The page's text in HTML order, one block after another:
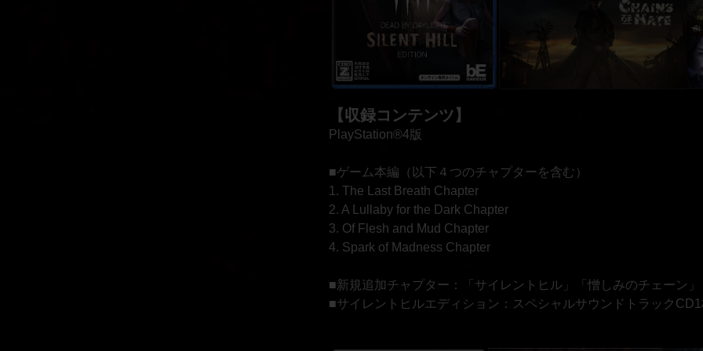
【収録コンテンツ】
PlayStation®4版
■ゲーム本編（以下４つのチャプターを含む）
1. The Last Breath Chapter
2. A Lullaby for the Dark Chapter
3. Of Flesh and Mud Chapter
4. Spark of Madness Chapter
■新規追加チャプター：「サイレントヒル」「憎しみのチェーン」
■サイレントヒルエディション：スペシャルサウンドトラック